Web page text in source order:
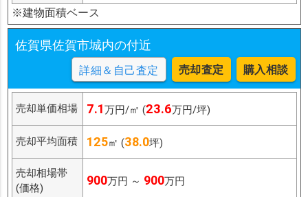
※建物面積ベース
佐賀県佐賀市城内の付近
詳細＆自己査定 売却査定 購入相談
売却単価相場 7.1万円/㎡ (23.6万円/坪)
売却平均面積 125㎡ (38.0坪)
売却相場帯
(価格)
900万円 ～ 900万円